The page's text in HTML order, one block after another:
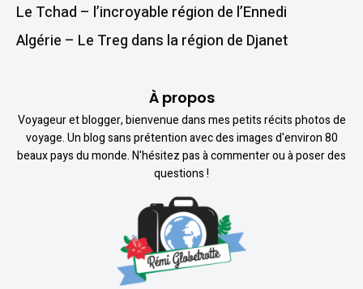
Le Tchad – l’incroyable région de l’Ennedi
Algérie – Le Treg dans la région de Djanet
À propos
Voyageur et blogger, bienvenue dans mes petits récits photos de
voyage. Un blog sans prétention avec des images d'environ 80
beaux pays du monde. N'hésitez pas à commenter ou à poser des
questions !